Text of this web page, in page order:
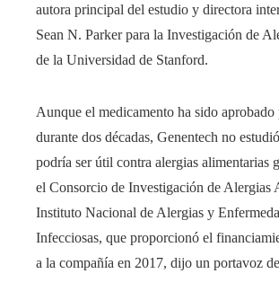
autora principal del estudio y directora
Sean N. Parker para la Investigación de
de la Universidad de Stanford.
Aunque el medicamento ha sido aprobado
durante dos décadas, Genentech no
podría ser útil contra alergias alimentarias
el Consorcio de Investigación de Alergias
Instituto Nacional de Alergias y
Infecciosas, que proporcionó el
a la compañía en 2017, dijo un portavoz